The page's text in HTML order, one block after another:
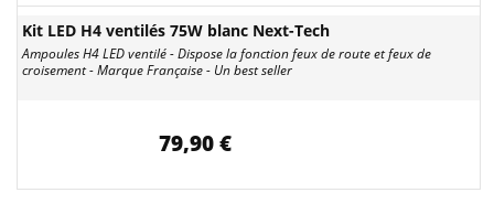
Kit LED H4 ventilés 75W blanc Next-Tech
Ampoules H4 LED ventilé - Dispose la fonction feux de route et feux de
croisement - Marque Française - Un best seller
79,90 €